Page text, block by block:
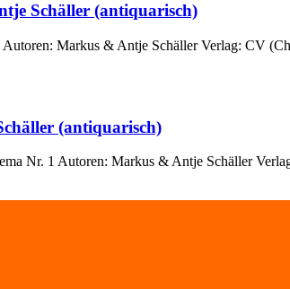
Schäller (anti­quarisch)
Markus & Antje Schäller Verlag: CV
(anti­quarisch)
Nr. 1 Autoren: Markus & Antje Schäller